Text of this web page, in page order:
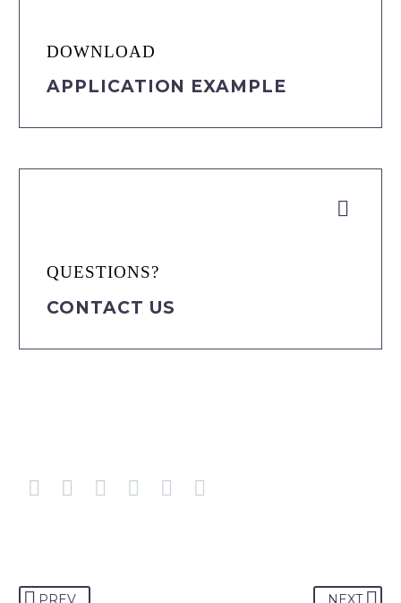
DOWNLOAD
APPLICATION EXAMPLE


QUESTIONS?
CONTACT US
PREV NEXT